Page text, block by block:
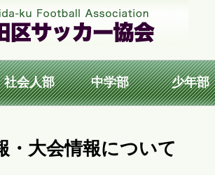
社会人部 中学部 少年部
・大会情報について